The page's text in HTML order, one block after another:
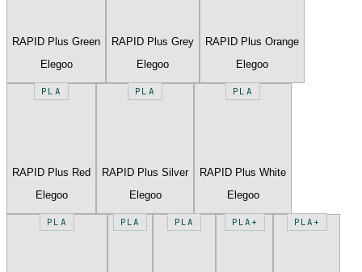
RAPID Plus Green
Elegoo
RAPID Plus Grey
Elegoo
RAPID Plus Orange
Elegoo
PLA
RAPID Plus Red
Elegoo
PLA
RAPID Plus Silver
Elegoo
PLA
RAPID Plus White
Elegoo
PLA PLA PLA PLA+ PLA+